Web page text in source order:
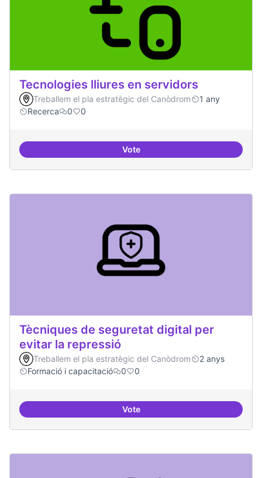
Tecnologies lliures en servidors
Treballem el pla estratègic del Canòdrom
1 any
Recerca
0 0
VoteTecnologies lliures en servidors
Tècniques de seguretat digital per
evitar la repressió
Treballem el pla estratègic del Canòdrom
2 anys
Formació i capacitació
0 0
VoteTècniques de seguretat digital